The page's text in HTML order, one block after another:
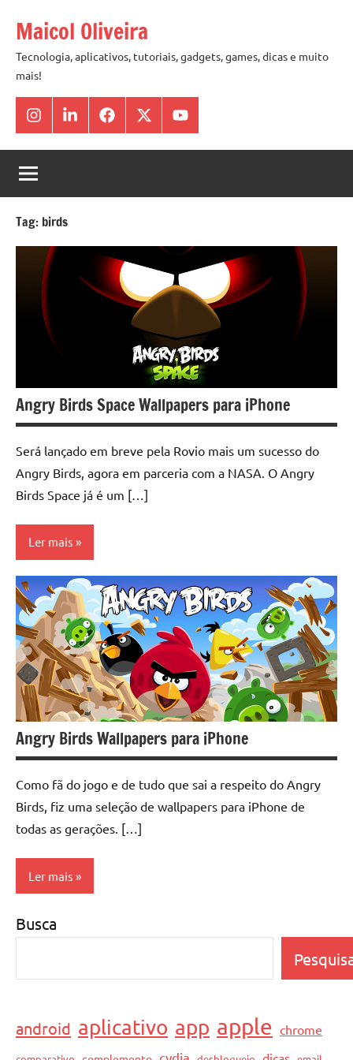
para
conteúdo
Maicol Oliveira
Tecnologia, aplicativos, tutoriais, gadgets, games, dicas e muito
mais!
InstagramLinkedinFacebook
X Youtube
Tag: birds
Angry Birds Space Wallpapers para iPhone
Será lançado em breve pela Rovio mais um sucesso do
Angry Birds, agora em parceria com a NASA. O Angry
Birds Space já é um […]
Ler mais
iPhone
Wallpapers
Angry Birds Wallpapers para iPhone
Como fã do jogo e de tudo que sai a respeito do Angry
Birds, fiz uma seleção de wallpapers para iPhone de
todas as gerações. […]
Ler mais
iPhone
Busca
android aplicativo app apple chrome